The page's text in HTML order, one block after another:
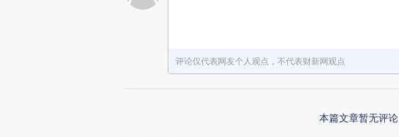
评论仅代表网友个人观点，不代表财新网观点
本篇文章暂无评论